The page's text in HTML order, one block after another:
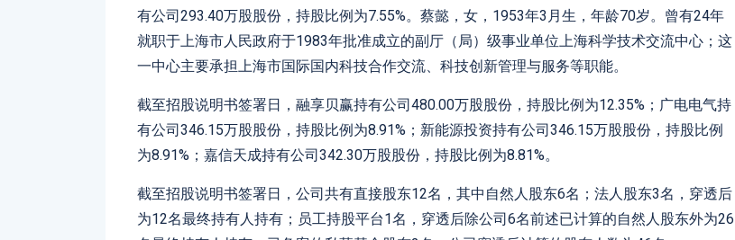
有公司293.40万股股份，持股比例为7.55%。蔡懿，女，1953年3月生，年龄70岁。曾有24年
就职于上海市人民政府于1983年批准成立的副厅（局）级事业单位上海科学技术交流中心；这
一中心主要承担上海市国际国内科技合作交流、科技创新管理与服务等职能。
截至招股说明书签署日，融享贝赢持有公司480.00万股股份，持股比例为12.35%；广电电气持
有公司346.15万股股份，持股比例为8.91%；新能源投资持有公司346.15万股股份，持股比例
为8.91%；嘉信天成持有公司342.30万股股份，持股比例为8.81%。
截至招股说明书签署日，公司共有直接股东12名，其中自然人股东6名；法人股东3名，穿透后
为12名最终持有人持有；员工持股平台1名，穿透后除公司6名前述已计算的自然人股东外为26